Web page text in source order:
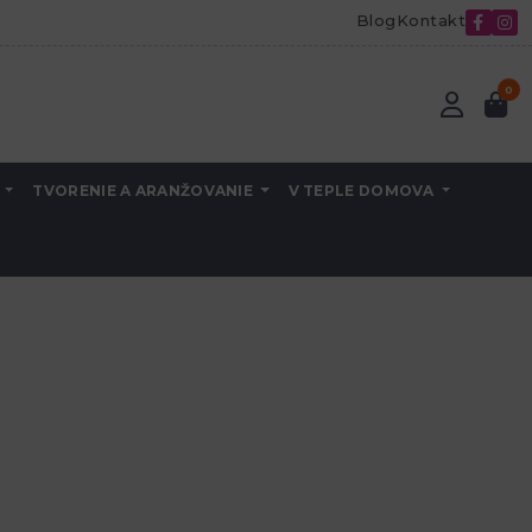
Blog Kontakt
0
TVORENIE A ARANŽOVANIE V TEPLE DOMOVA